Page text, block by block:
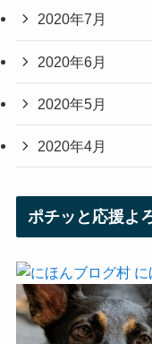
2020年7月
2020年6月
2020年5月
2020年4月
ポチッと応援よ